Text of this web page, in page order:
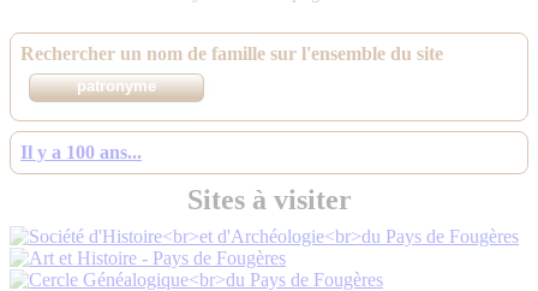
Rechercher un nom de famille sur l'ensemble du site
Il y a 100 ans...
Sites à visiter